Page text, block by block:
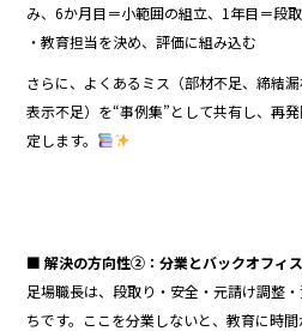
み、6か月目＝小範囲の組立、1年目＝段取
・教育担当を決め、評価に組み込む
さらに、よくあるミス（部材不足、締結
表示不足）を“事例集”として共有し、再
定します。
■ 解決の方向性②：分業とバックオフィ
足場職長は、段取り・安全・元請け調整
ちです。ここを分業しないと、教育に時間